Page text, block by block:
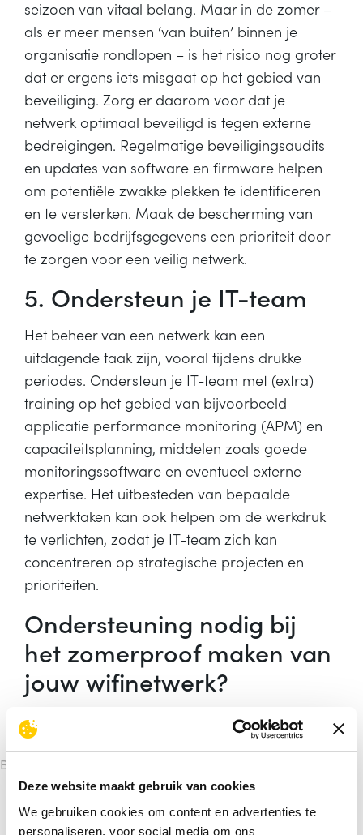
Deze website maakt gebruik van cookies
We gebruiken cookies om content en advertenties te
personaliseren, voor social media om ons
Blogs
seizoen van vitaal belang. Maar in de zomer –
als er meer mensen ‘van buiten’ binnen je
organisatie rondlopen – is het risico nog groter
dat er ergens iets misgaat op het gebied van
beveiliging. Zorg er daarom voor dat je
netwerk optimaal beveiligd is tegen externe
bedreigingen. Regelmatige beveiligingsaudits
en updates van software en firmware helpen
om potentiële zwakke plekken te identificeren
en te versterken. Maak de bescherming van
gevoelige bedrijfsgegevens een prioriteit door
te zorgen voor een veilig netwerk.
5. Ondersteun je IT-team
Het beheer van een netwerk kan een
uitdagende taak zijn, vooral tijdens drukke
periodes. Ondersteun je IT-team met (extra)
training op het gebied van bijvoorbeeld
applicatie performance monitoring (APM) en
capaciteitsplanning, middelen zoals goede
monitoringssoftware en eventueel externe
expertise. Het uitbesteden van bepaalde
netwerktaken kan ook helpen om de werkdruk
te verlichten, zodat je IT-team zich kan
concentreren op strategische projecten en
prioriteiten.
Ondersteuning nodig bij
het zomerproof maken van
jouw wifinetwerk?
We gaan graag samen met jou en je IT-team
aan de slag, bijvoorbeeld met onze
een rapport over de dekkingsgraad van je
wifinetwerk en sluitend advies over de optimale